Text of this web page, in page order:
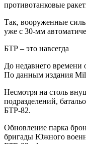
противотанковые
Так, вооруженные
уже с 30-мм
БТР – это навсегда
До недавнего
По данным издания
Несмотря на столь
подразделений,
БТР-82.
Обновление парка
бригады Южного